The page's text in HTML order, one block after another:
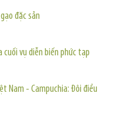
đặc sản
cuối vụ diễn biến phức tạp
Nam - Campuchia: Đôi điều